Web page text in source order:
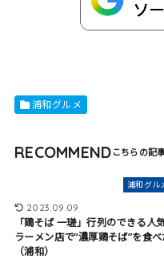
浦和グルメ
RECOMMEND
浦和グル
2023.09.09
「鶏そば 一瑳」行列のできる人
ラーメン店で“濃厚鶏そば”を食べ
（浦和）